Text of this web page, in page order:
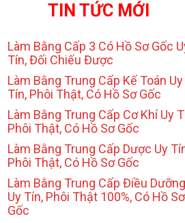
TIN TỨC MỚI
Làm Bằng Cấp 3 Có Hồ Sơ Gốc
Tín, Đối Chiếu Được
Làm Bằng Trung Cấp Kế Toán Uy
Tín, Phôi Thật, Có Hồ Sơ Gốc
Làm Bằng Trung Cấp Cơ Khí Uy
Phôi Thật, Có Hồ Sơ Gốc
Làm Bằng Trung Cấp Dược Uy
Phôi Thật, Có Hồ Sơ Gốc
Làm Bằng Trung Cấp Điều Dưỡng
Uy Tín, Phôi Thật 100%, Có Hồ Sơ
Gốc